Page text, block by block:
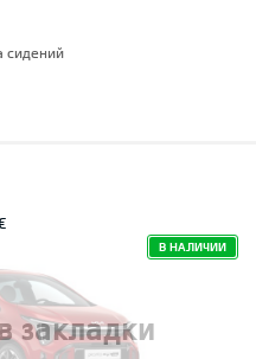
сидений
закладки
В НАЛИЧИИ